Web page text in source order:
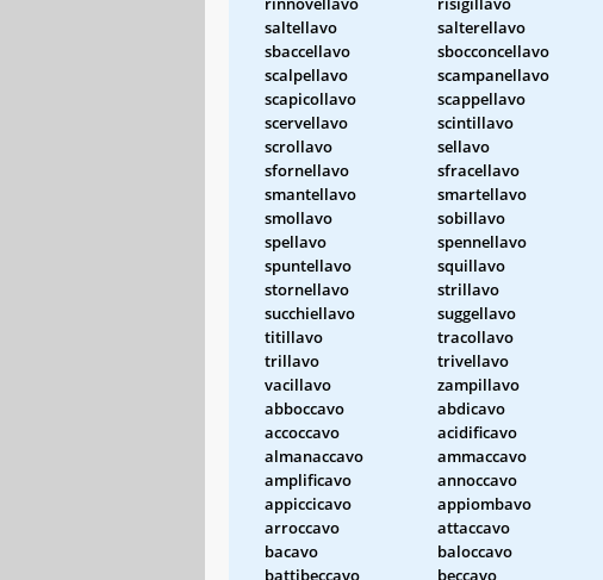
saltellavo
salterellavo
sbaccellavo
sbocconcellavo
scalpellavo
scampanellavo
scapicollavo
scappellavo
scervellavo
scintillavo
scrollavo
sellavo
sfornellavo
sfracellavo
smantellavo
smartellavo
smollavo
sobillavo
spellavo
spennellavo
spuntellavo
squillavo
stornellavo
strillavo
succhiellavo
suggellavo
titillavo
tracollavo
trillavo
trivellavo
vacillavo
zampillavo
abboccavo
abdicavo
accoccavo
acidificavo
almanaccavo
ammaccavo
amplificavo
annoccavo
appiccicavo
appiombavo
arroccavo
attaccavo
bacavo
baloccavo
battibeccavo
beccavo